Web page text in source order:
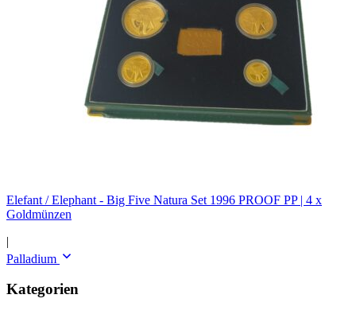
Elefant / Elephant - Big Five Natura Set 1996 PROOF PP | 4 x
Goldmünzen
|
Palladium
Kategorien